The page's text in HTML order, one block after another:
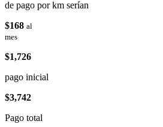
de pago por km serían
$168 al
mes
$1,726
pago inicial
$3,742
Pago total